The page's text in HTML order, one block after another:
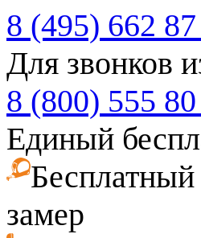
8 (495) 662
Для звонков
8 (800) 555
Единый
Бесплатный
замер